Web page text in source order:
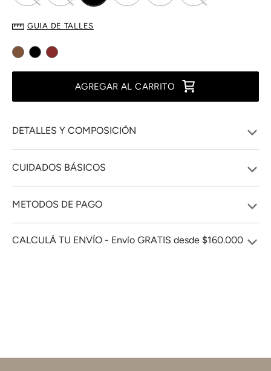
GUIA DE TALLES
AGREGAR AL CARRITO
DETALLES Y COMPOSICIÓN
CUIDADOS BÁSICOS
METODOS DE PAGO
CALCULÁ TU ENVÍO - Envío GRATIS desde $160.000